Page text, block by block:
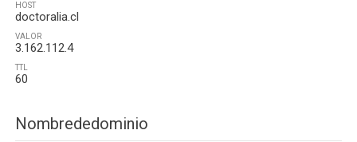
HOST
doctoralia.cl
VALOR
3.162.112.4
TTL
60
Nombrededominio